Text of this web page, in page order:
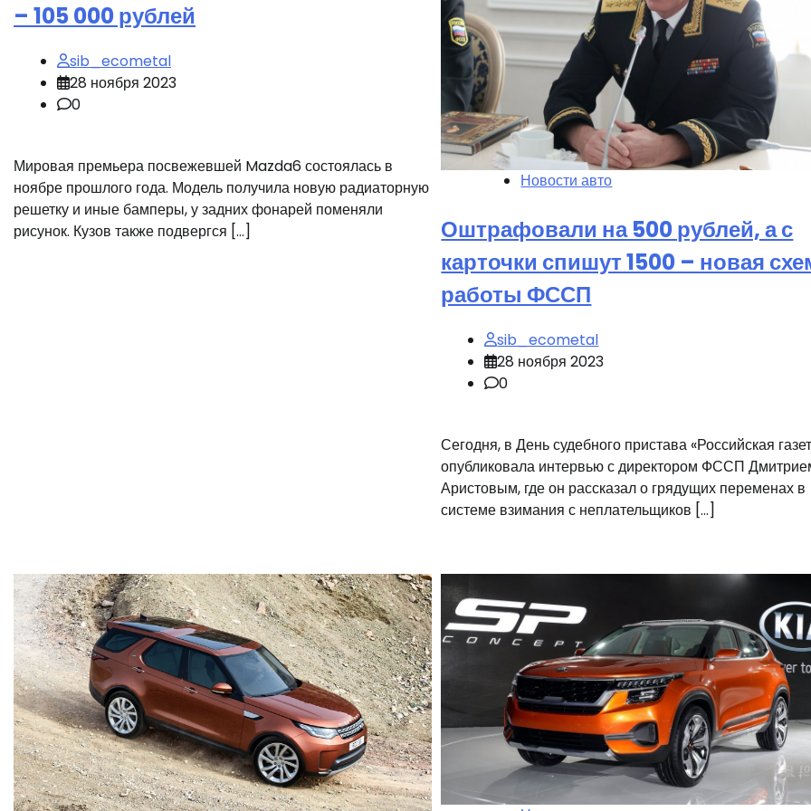
– 105 000 рублей
sib_ecometal
28 ноября 2023
0
Мировая премьера посвежевшей Mazda6 состоялась в
ноябре прошлого года. Модель получила новую радиаторную
решетку и иные бамперы, у задних фонарей поменяли
рисунок. Кузов также подвергся […]
Новости авто
Оштрафовали на 500 рублей, а с
карточки спишут 1500 – новая
работы ФССП
sib_ecometal
28 ноября 2023
0
Сегодня, в День судебного пристава «Российская
опубликовала интервью с директором ФССП
Аристовым, где он рассказал о грядущих переменах в
системе взимания с неплательщиков […]